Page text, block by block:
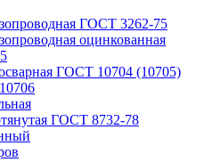
ГОСТ 3262-75
оцинкованная
ГОСТ 10704 (10705)
ГОСТ 8732-78